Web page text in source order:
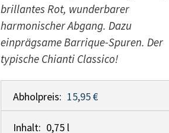
brillantes Rot, wunderbarer
harmonischer Abgang. Dazu
einprägsame Barrique-Spuren. Der
typische Chianti Classico!
Abholpreis: 15,95 €
Inhalt: 0,75 l